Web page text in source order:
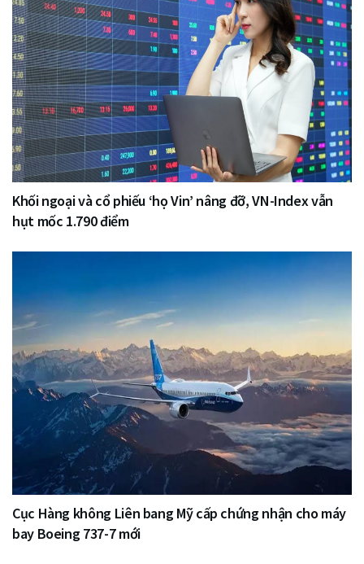
Khối ngoại và cổ phiếu ‘họ Vin’ nâng đỡ, VN-Index vẫn
hụt mốc 1.790 điểm
Cục Hàng không Liên bang Mỹ cấp chứng nhận cho máy
bay Boeing 737-7 mới